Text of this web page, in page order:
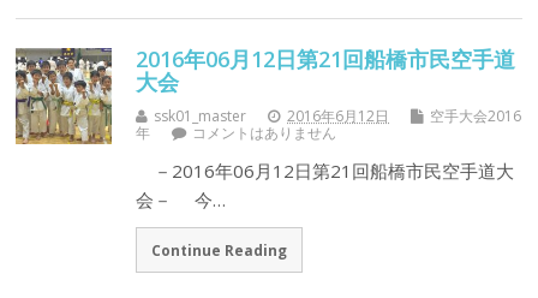
2016年06月12日第21回船橋市民空手道
大会
ssk01_master 2016年6月12日
空手大会2016
年
コメントはありません
－2016年06月12日第21回船橋市民空手道大
会－ 今…
Continue Reading